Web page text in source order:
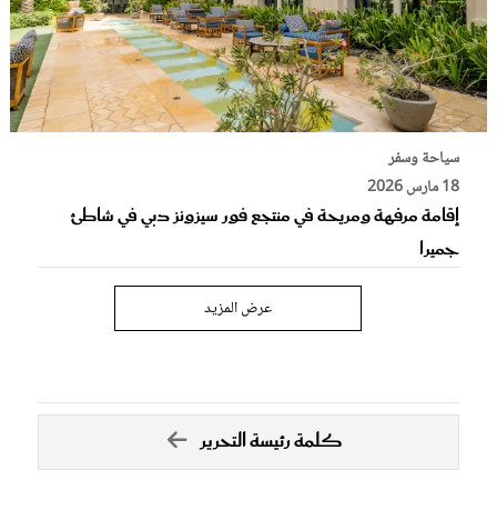
سياحة وسفر
18 مارس 2026
إقامة مرفهة ومريحة في منتجع فور سيزونز دبي في شاطئ
جميرا
عرض المزيد
كلمة رئيسة التحرير